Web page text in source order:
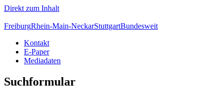
Direkt zum Inhalt
FreiburgRhein-Main-NeckarStuttgartBundesweit
Kontakt
E-Paper
Mediadaten
Suchformular